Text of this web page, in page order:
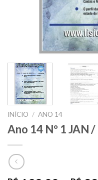
INÍCIO / ANO 14
Ano 14 Nº 1 JAN